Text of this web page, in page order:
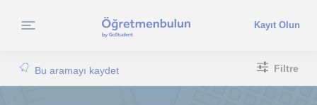
Kayıt Olun
Bu aramayı kaydet Filtre